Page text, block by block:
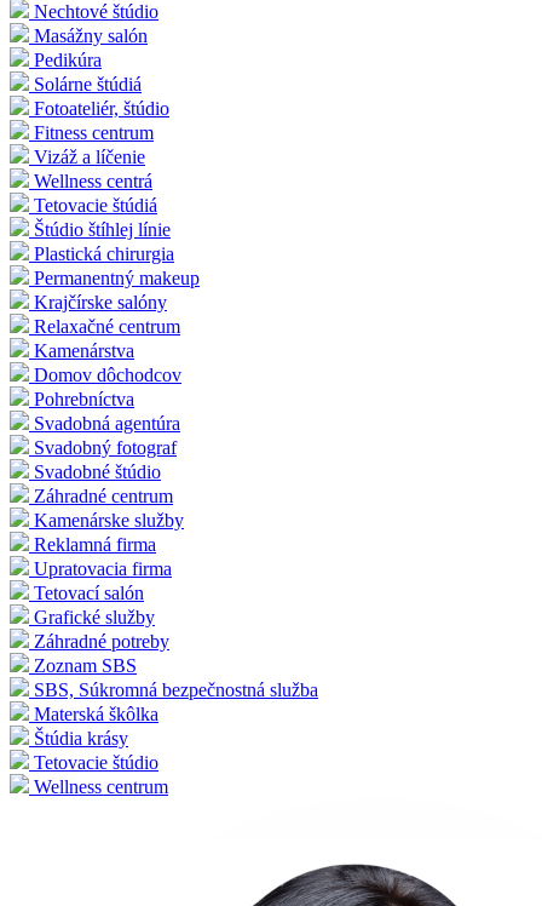
Nechtové štúdio
Masážny salón
Pedikúra
Solárne štúdiá
Fotoateliér, štúdio
Fitness centrum
Vizáž a líčenie
Wellness centrá
Tetovacie štúdiá
Štúdio štíhlej línie
Plastická chirurgia
Permanentný makeup
Krajčírske salóny
Relaxačné centrum
Kamenárstva
Domov dôchodcov
Pohrebníctva
Svadobná agentúra
Svadobný fotograf
Svadobné štúdio
Záhradné centrum
Kamenárske služby
Reklamná firma
Upratovacia firma
Tetovací salón
Grafické služby
Záhradné potreby
Zoznam SBS
SBS, Súkromná bezpečnostná služba
Materská škôlka
Štúdia krásy
Tetovacie štúdio
Wellness centrum